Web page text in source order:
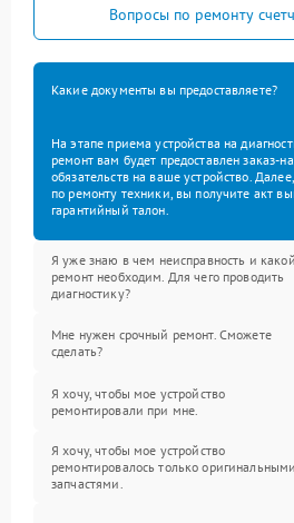
Вопросы по ремонту
Какие документы вы предоставляете?
На этапе приема устройства на
ремонт вам будет предоставлен заказ-
обязательств на ваше устройство.
по ремонту техники, вы получите акт
гарантийный талон.
Я уже знаю в чем неисправность и какой
ремонт необходим. Для чего проводить
диагностику?
Мне нужен срочный ремонт. Сможете
сделать?
Я хочу, чтобы мое устройство
ремонтировали при мне.
Я хочу, чтобы мое устройство
ремонтировалось только оригинальными
запчастями.